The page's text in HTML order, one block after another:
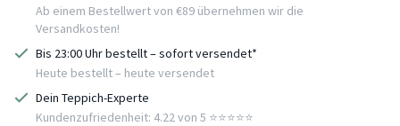
Ab einem Bestellwert von €89 übernehmen wir die
Versandkosten!
Bis 23:00 Uhr bestellt – sofort versendet*
Heute bestellt – heute versendet
Dein Teppich-Experte
Kundenzufriedenheit: 4.22 von 5 ⭐️⭐️⭐️⭐️⭐️